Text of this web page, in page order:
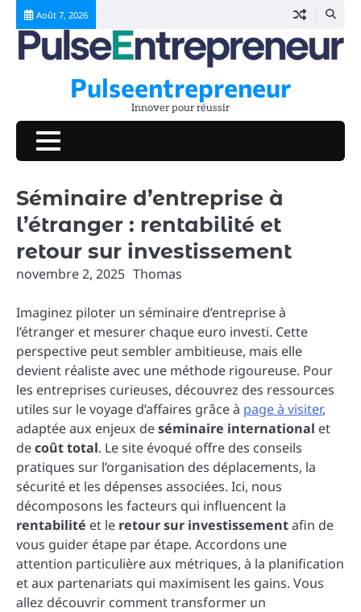
Skip
content
Août 7, 2026
Pulseentrepreneur
Innover pour réussir
Séminaire d’entreprise à
l’étranger : rentabilité et
retour sur investissement
novembre 2, 2025 Thomas
Imaginez piloter un séminaire d’entreprise à
l’étranger et mesurer chaque euro investi. Cette
perspective peut sembler ambitieuse, mais elle
devient réaliste avec une méthode rigoureuse. Pour
les entreprises curieuses, découvrez des ressources
utiles sur le voyage d’affaires grâce à page à visiter,
adaptée aux enjeux deséminaire international et
decoût total. Le site évoqué offre des conseils
pratiques sur l’organisation des déplacements, la
sécurité et les dépenses associées. Ici, nous
décomposons les facteurs qui influencent la
rentabilité et le retour sur investissementafin de
vous guider étape par étape. Accordons une
attention particulière aux métriques, à la planification
et aux partenariats qui maximisent les gains. Vous
allez découvrir comment transformer un